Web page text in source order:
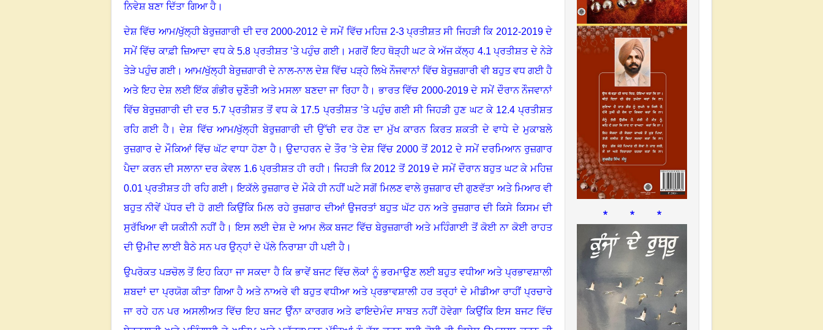
ਨਿਵੇਸ਼ ਬਣਾ ਦਿੱਤਾ ਗਿਆ ਹੈ ।
ਦੇਸ਼ ਵਿੱਚ ਆਮ/ਖੁੱਲ੍ਹੀ ਬੇਰੁਜ਼ਗਾਰੀ ਦੀ ਦਰ 2000-2012 ਦੇ ਸਮੇਂ ਵਿੱਚ ਮਹਿਜ਼ 2-3ਪ੍ਰਤੀਸ਼ਤ ਸੀ ਜਿਹੜੀ ਕਿ 2012-2019ਦੇ
ਸਮੇਂ ਵਿੱਚ ਕਾਫ਼ੀ ਜ਼ਿਆਦਾ ਵਧ ਕੇ5.8 ਪ੍ਰਤੀਸ਼ਤ ’ਤੇ ਪਹੁੰਚ ਗਈ। ਮਗਰੋਂ ਇਹ ਥੋੜ੍ਹੀ ਘਟ ਕੇ ਅੱਜ ਕੱਲ੍ਹ 4.1 ਪ੍ਰਤੀਸ਼ਤ ਦੇ ਨੇੜੇ
ਤੇੜੇ ਪਹੁੰਚ ਗਈ।ਆਮ/ਖੁੱਲ੍ਹੀ ਬੇਰੁਜ਼ਗਾਰੀ ਦੇ ਨਾਲ-ਨਾਲ ਦੇਸ਼ ਵਿੱਚ ਪੜ੍ਹੇ ਲਿਖੇ ਨੌਜਵਾਨਾਂ ਵਿੱਚ ਬੇਰੁਜ਼ਗਾਰੀ ਵੀ ਬਹੁਤ ਵਧ ਗਈ ਹੈ
ਅਤੇ ਇਹ ਦੇਸ਼ ਲਈ ਇੱਕ ਗੰਭੀਰ ਚੁਣੌਤੀ ਅਤੇ ਮਸਲਾ ਬਣਦਾ ਜਾ ਰਿਹਾ ਹੈ ।ਭਾਰਤ ਵਿੱਚ 2000-2019ਦੇ ਸਮੇਂ ਦੌਰਾਨ ਨੌਜਵਾਨਾਂ
ਵਿੱਚ ਬੇਰੁਜ਼ਗਾਰੀ ਦੀ ਦਰ 5.7ਪ੍ਰਤੀਸ਼ਤ ਤੋਂ ਵਧ ਕੇ 17.5 ਪ੍ਰਤੀਸ਼ਤ ’ਤੇ ਪਹੁੰਚ ਗਈ ਸੀ ਜਿਹੜੀ ਹੁਣ ਘਟ ਕੇ 12.4ਪ੍ਰਤੀਸ਼ਤ
ਰਹਿ ਗਈ ਹੈ।ਦੇਸ਼ ਵਿੱਚ ਆਮ/ਖੁੱਲ੍ਹੀ ਬੇਰੁਜ਼ਗਾਰੀ ਦੀ ਉੱਚੀ ਦਰ ਹੋਣ ਦਾ ਮੁੱਖ ਕਾਰਨ ਕਿਰਤ ਸ਼ਕਤੀ ਦੇ ਵਾਧੇ ਦੇ ਮੁਕਾਬਲੇ
ਰੁਜ਼ਗਾਰ ਦੇ ਮੌਕਿਆਂ ਵਿੱਚ ਘੱਟ ਵਾਧਾ ਹੋਣਾ ਹੈ। ਉਦਾਹਰਨ ਦੇ ਤੌਰ ’ਤੇ ਦੇਸ਼ ਵਿੱਚ 2000 ਤੋਂ 2012 ਦੇ ਸਮੇਂ ਦਰਮਿਆਨ ਰੁਜ਼ਗਾਰ
ਪੈਦਾ ਕਰਨ ਦੀ ਸਲਾਨਾ ਦਰ ਕੇਵਲ 1.6ਪ੍ਰਤੀਸ਼ਤ ਹੀ ਰਹੀ।ਜਿਹੜੀ ਕਿ 2012 ਤੋਂ 2019ਦੇ ਸਮੇਂ ਦੌਰਾਨ ਬਹੁਤ ਘਟ ਕੇ ਮਹਿਜ਼
0.01 ਪ੍ਰਤੀਸ਼ਤ ਹੀ ਰਹਿ ਗਈ।ਇਕੱਲੇ ਰੁਜ਼ਗਾਰ ਦੇ ਮੌਕੇ ਹੀ ਨਹੀਂ ਘਟੇ ਸਗੋਂ ਮਿਲਣ ਵਾਲੇ ਰੁਜ਼ਗਾਰ ਦੀ ਗੁਣਵੱਤਾ ਅਤੇ ਮਿਆਰ ਵੀ
ਬਹੁਤ ਨੀਵੇਂ ਪੱਧਰ ਦੀ ਹੋ ਗਈ ਕਿਉਂਕਿ ਮਿਲ ਰਹੇ ਰੁਜ਼ਗਾਰ ਦੀਆਂ ਉਜਰਤਾਂ ਬਹੁਤ ਘੱਟ ਹਨ ਅਤੇ ਰੁਜ਼ਗਾਰ ਦੀ ਕਿਸੇ ਕਿਸਮ ਦੀ
ਸੁਰੱਖਿਆ ਵੀ ਯਕੀਨੀ ਨਹੀਂ ਹੈ।ਇਸ ਲਈ ਦੇਸ਼ ਦੇ ਆਮ ਲੋਕ ਬਜਟ ਵਿੱਚ ਬੇਰੁਜ਼ਗਾਰੀ ਅਤੇ ਮਹਿੰਗਾਈ ਤੋਂ ਕੋਈ ਨਾ ਕੋਈ ਰਾਹਤ
ਦੀ ਉਮੀਦ ਲਾਈ ਬੈਠੇ ਸਨ ਪਰ ਉਨ੍ਹਾਂ ਦੇ ਪੱਲੇ ਨਿਰਾਸ਼ਾ ਹੀ ਪਈ ਹੈ ।
ਉਪਰੋਕਤ ਪੜਚੋਲ ਤੋਂ ਇਹ ਕਿਹਾ ਜਾ ਸਕਦਾ ਹੈ ਕਿ ਭਾਵੇਂ ਬਜਟ ਵਿੱਚ ਲੋਕਾਂ ਨੂੰ ਭਰਮਾਉਣ ਲਈ ਬਹੁਤ ਵਧੀਆ ਅਤੇ ਪ੍ਰਭਾਵਸ਼ਾਲੀ
ਸ਼ਬਦਾਂ ਦਾ ਪ੍ਰਯੋਗ ਕੀਤਾ ਗਿਆ ਹੈ ਅਤੇ ਨਾਅਰੇ ਵੀ ਬਹੁਤ ਵਧੀਆ ਅਤੇ ਪ੍ਰਭਾਵਸ਼ਾਲੀ ਹਰ ਤਰ੍ਹਾਂ ਦੇ ਮੀਡੀਆ ਰਾਹੀਂ ਪ੍ਰਚਾਰੇ
ਜਾ ਰਹੇ ਹਨ ਪਰ ਅਸਲੀਅਤ ਵਿੱਚ ਇਹ ਬਜਟ ਉੰਨਾ ਕਾਰਗਰ ਅਤੇ ਫਾਇਦੇਮੰਦ ਸਾਬਤ ਨਹੀਂ ਹੋਵੇਗਾ ਕਿਉਂਕਿ ਇਸ ਬਜਟ ਵਿੱਚ
* * *